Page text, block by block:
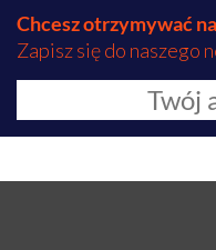
Chcesz otrzymywać
Zapisz się do naszego